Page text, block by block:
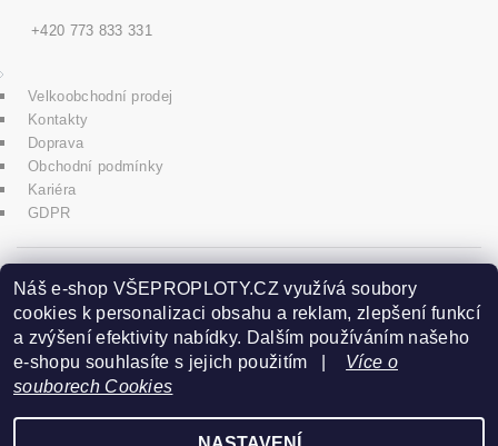
+420 773 833 331
Velkoobchodní prodej
Kontakty
Doprava
Obchodní podmínky
Kariéra
GDPR
icons8.com
Praha - Herink
+420 606 020 266
Náš e-shop VŠEPROPLOTY.CZ využívá soubory
cookies k personalizaci obsahu a reklam, zlepšení funkcí
a zvýšení efektivity nabídky. Dalším používáním našeho
e-shopu souhlasíte s jejich použitím | Více o
souborech Cookies